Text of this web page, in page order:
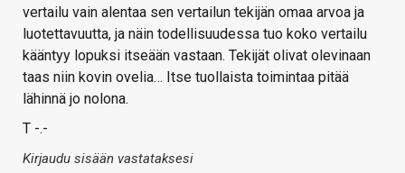
vertailu vain alentaa sen vertailun tekijän omaa arvoa ja
luotettavuutta, ja näin todellisuudessa tuo koko vertailu
kääntyy lopuksi itseään vastaan. Tekijät olivat olevinaan
taas niin kovin ovelia… Itse tuollaista toimintaa pitää
lähinnä jo nolona.
T -.-
Kirjaudu sisään vastataksesi